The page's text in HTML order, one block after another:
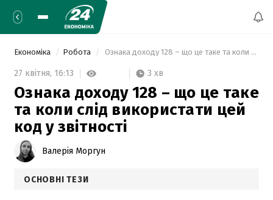
Економіка Робота Ознака доходу 128 – що це таке та коли слід використати цей код у звітності
27 квітня, 16:13 3 хв
Ознака доходу 128 – що це таке
та коли слід використати цей
код у звітності
Валерія Моргун
ОСНОВНІ ТЕЗИ